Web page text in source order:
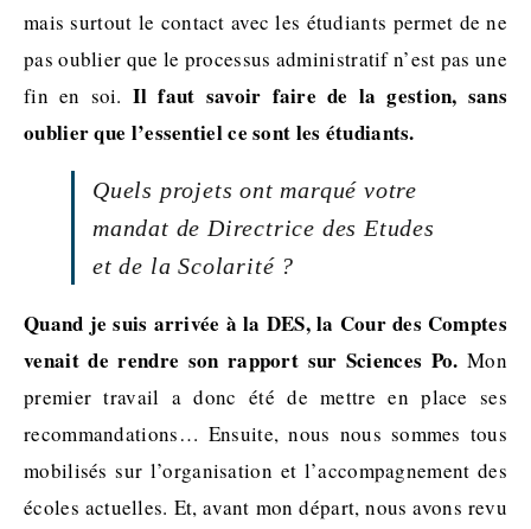
mais surtout le contact avec les étudiants permet de ne
pas oublier que le processus administratif n’est pas une
fin en soi. Il faut savoir faire de la gestion, sans
oublier que l’essentiel ce sont les étudiants.
Quels projets ont marqué votre
mandat de Directrice des Etudes
et de la Scolarité ?
Quand je suis arrivée à la DES, la Cour des Comptes
venait de rendre son rapport sur Sciences Po. Mon
premier travail a donc été de mettre en place ses
recommandations… Ensuite, nous nous sommes tous
mobilisés sur l’organisation et l’accompagnement des
écoles actuelles. Et, avant mon départ, nous avons revu